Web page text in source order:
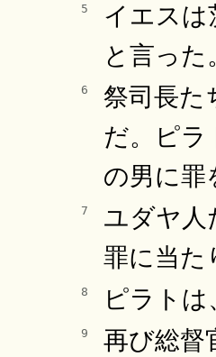
5
イエスは
と言った。
6
祭司長た
だ。ピラ
の男に罪
7
ユダヤ
罪に当た
8 ピラトは
9
再び総督